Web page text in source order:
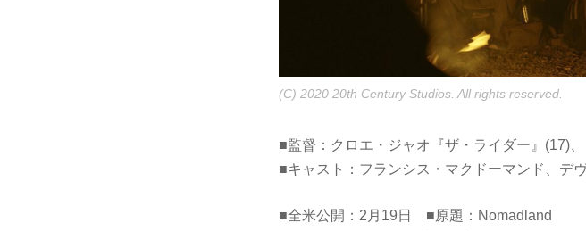
(C) 2020 20th Century Studios. All rights reserved.
■監督：クロエ・ジャオ『ザ・ライダー』(17)
■キャスト：フランシス・マクドーマンド、デ
■全米公開：2月19日 ■原題：Nomadland